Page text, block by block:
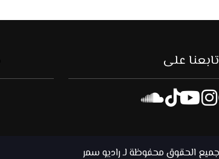
تابعنا على